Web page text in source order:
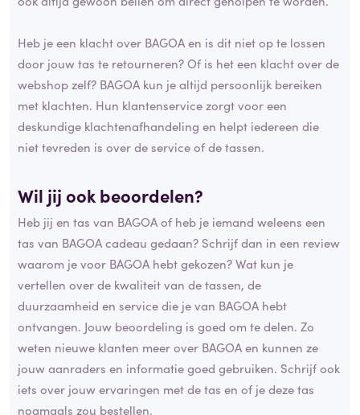
Heb je een klacht over BAGOA en is dit niet op te lossen
door jouw tas te retourneren? Of is het een klacht over de
webshop zelf? BAGOA kun je altijd persoonlijk bereiken
met klachten. Hun klantenservice zorgt voor een
deskundige klachtenafhandeling en helpt iedereen die
niet tevreden is over de service of de tassen.
Wil jij ook beoordelen?
Heb jij en tas van BAGOA of heb je iemand weleens een
tas van BAGOA cadeau gedaan? Schrijf dan in een review
waarom je voor BAGOA hebt gekozen? Wat kun je
vertellen over de kwaliteit van de tassen, de
duurzaamheid en service die je van BAGOA hebt
ontvangen. Jouw beoordeling is goed om te delen. Zo
weten nieuwe klanten meer over BAGOA en kunnen ze
jouw aanraders en informatie goed gebruiken. Schrijf ook
iets over jouw ervaringen met de tas en of je deze tas
nogmaals zou bestellen.